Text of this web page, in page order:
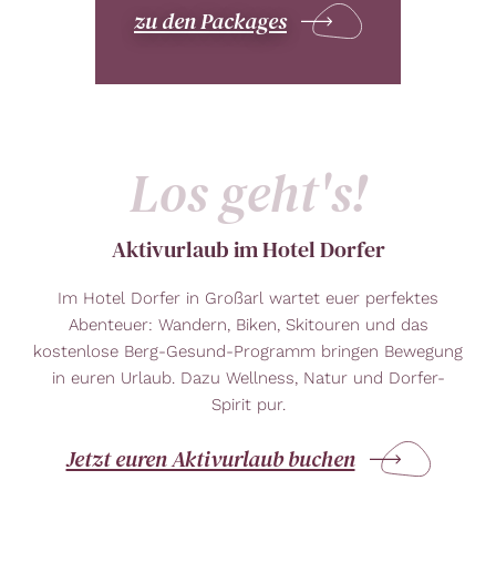
zu den Packages
Los geht's!
Aktivurlaub im Hotel Dorfer
Im Hotel Dorfer in Großarl wartet euer perfektes
Abenteuer: Wandern, Biken, Skitouren und das
kostenlose Berg-Gesund-Programm bringen Bewegung
in euren Urlaub. Dazu Wellness, Natur und Dorfer-
Spirit pur.
Jetzt euren Aktivurlaub buchen